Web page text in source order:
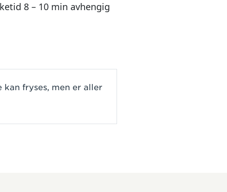
8 – 10 min avhengig
kan fryses, men er aller